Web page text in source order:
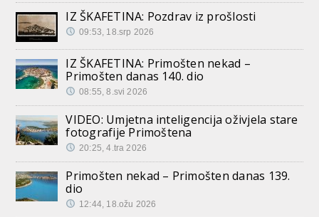
IZ ŠKAFETINA: Pozdrav iz prošlosti
09:53, 18.srp 2026
IZ ŠKAFETINA: Primošten nekad –
Primošten danas 140. dio
08:55, 8.svi 2026
VIDEO: Umjetna inteligencija oživjela stare
fotografije Primoštena
20:25, 4.tra 2026
Primošten nekad – Primošten danas 139.
dio
12:44, 18.ožu 2026